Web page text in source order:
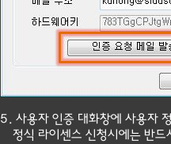
5. 사용자 인증 대화창에 사용자
정식 라이센스 신청시에는 반드